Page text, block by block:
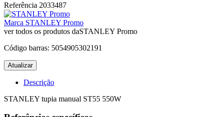
Referência 2033487
Marca STANLEY Promo
ver todos os produtos daSTANLEY Promo
Código barras: 5054905302191
Descrição
STANLEY tupia manual ST55 550W